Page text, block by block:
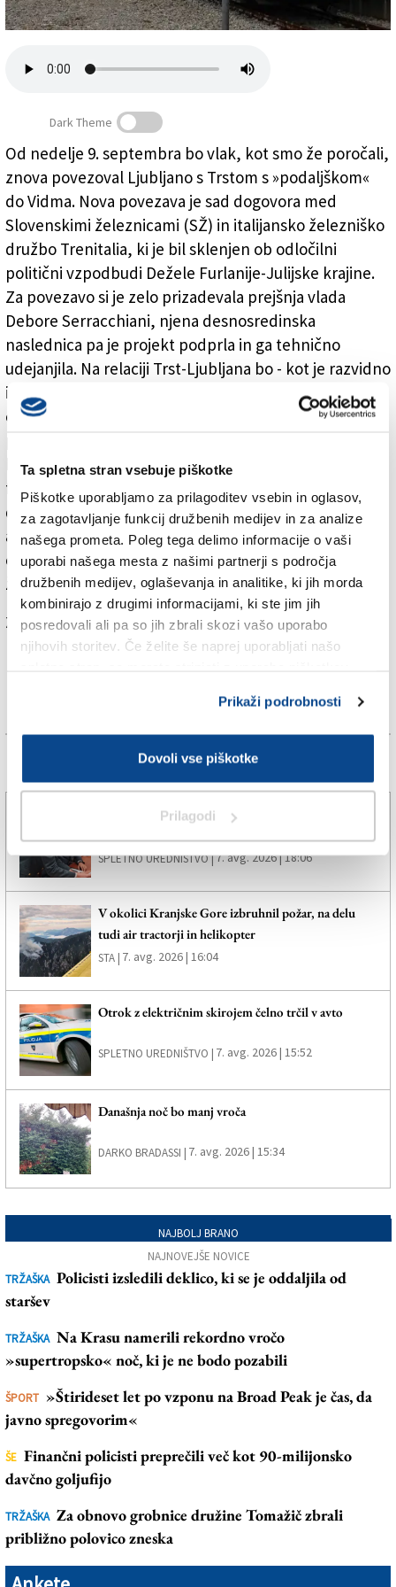
Ta spletna stran vsebuje piškotke
Piškotke uporabljamo za prilagoditev vsebin in oglasov,
za zagotavljanje funkcij družbenih medijev in za analize
našega prometa. Poleg tega delimo informacije o vaši
uporabi našega mesta z našimi partnerji s področja
družbenih medijev, oglaševanja in analitike, ki jih morda
kombinirajo z drugimi informacijami, ki ste jim jih
posredovali ali pa so jih zbrali skozi vašo uporabo
njihovih storitev. Če želite še naprej uporabljati našo
Prikaži podrobnosti
Dovoli vse piškotke
Prilagodi
Založnik
Urnik vlaka Ljubljana-Trst
Dark Theme
Od nedelje 9. septembra bo vlak, kot smo že poročali,
znova povezoval Ljubljano s Trstom s »podaljškom«
do Vidma. Nova povezava je sad dogovora med
Slovenskimi železnicami (SŽ) in italijansko železniško
družbo Trenitalia, ki je bil sklenjen ob odločilni
politični vzpodbudi Dežele Furlanije-Julijske krajine.
Za povezavo si je zelo prizadevala prejšnja vlada
Debore Serracchiani, njena desnosredinska
naslednica pa je projekt podprla in ga tehnično
udejanjila. Na relaciji Trst-Ljubljana bo - kot je razvidno
iz urnika, ki so ga nam posredovale SŽ -
elekromotorni vlak Dežele FJK vozil dvakrat dnevno,
kar v nasprotno smer velja tudi za drugi vlak iz
furlanske prestolnice. Vožnja z vlakom od Ljubljane
do Sežane bo trajala uro in štirideset minut; to je več
ali manj približno enako kot danes, kar sicer ni
odvisno od vlaka, temveč od proge (nekdanja Južna
železnica), ki ni primerna za hitrejše vlake.
Za branje in pisanje komentarjevje potrebna prijava
Več novic
Finančni policisti preprečili več kot 90-milijonsko
SPLETNO UREDNIŠTVO |7. avg. 2026 | 18:06
V okolici Kranjske Gore izbruhnil požar, na delu
tudi air tractorji in helikopter
STA | 7. avg. 2026 | 16:04
Otrok z električnim skirojem čelno trčil v avto
SPLETNO UREDNIŠTVO | 7. avg. 2026 | 15:52
Današnja noč bo manj vroča
DARKO BRADASSI | 7. avg. 2026 | 15:34
NAJBOLJ BRANO
NAJNOVEJŠE NOVICE
TRŽAŠKA Policisti izsledili deklico, ki se je oddaljila od
staršev
TRŽAŠKA Na Krasu namerili rekordno vročo
»supertropsko« noč, ki je ne bodo pozabili
ŠPORT »Štirideset let po vzponu na Broad Peak je čas, da
javno spregovorim«
ŠE Finančni policisti preprečili več kot 90-milijonsko
davčno goljufijo
TRŽAŠKA Za obnovo grobnice družine Tomažič zbrali
približno polovico zneska